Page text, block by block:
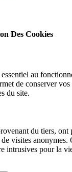
Des Cookies
au
de conserver
du site.
du tiers, ont
visites anonymes.
intrusives pour la